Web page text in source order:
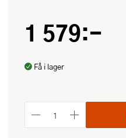
1 579:-
Få i lager